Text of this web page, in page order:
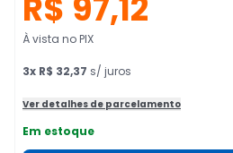
R$ 97,12
À vista no PIX
3x R$ 32,37 s/ juros
Ver detalhes de parcelamento
Em estoque